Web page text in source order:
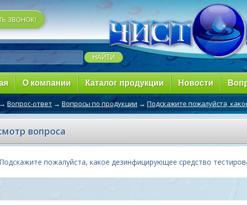
ЗВОНОК!
О компании Каталог продукции Новости
→ Вопрос-ответ → Вопросы по продукции → Подскажите пожалуйста,
вопроса
Подскажите пожалуйста, какое дезинфицирующее средство